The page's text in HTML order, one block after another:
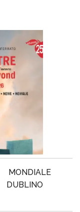
MONDIALE
DUBLINO